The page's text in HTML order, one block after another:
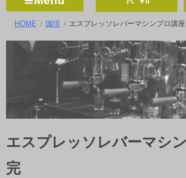
ッ
HOME 珈琲 エスプレッソレバーマシンプロ講
エスプレッソレバーマシン
完